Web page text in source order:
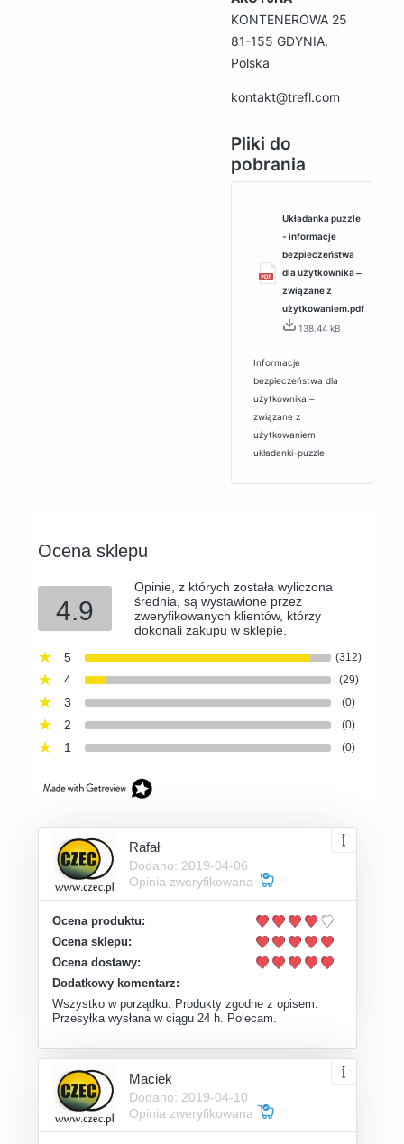
KONTENEROWA 25
81-155 GDYNIA,
Polska
kontakt@trefl.com
Pliki do
pobrania
Układanka puzzle
- informacje
bezpieczeństwa
dla użytkownika ‒
związane z
użytkowaniem.pdf
138.44 kB
Informacje
bezpieczeństwa dla
użytkownika ‒
związane z
użytkowaniem
układanki-puzzle
Ocena sklepu
4.9
Opinie, z których została wyliczona
średnia, są wystawione przez
zweryfikowanych klientów, którzy
dokonali zakupu w sklepie.
5
(312)
4 (29)
3 (0)
2 (0)
1 (0)
Rafał
Dodano: 2019-04-06
Opinia zweryfikowana
Ocena produktu:
Ocena sklepu:
Ocena dostawy:
Dodatkowy komentarz:
Wszystko w porządku. Produkty zgodne z opisem.
Przesyłka wysłana w ciągu 24 h. Polecam.
Maciek
Dodano: 2019-04-10
Opinia zweryfikowana